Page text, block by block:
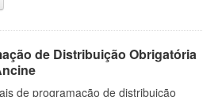
de Distribuição Obrigatória
de programação de distribuição